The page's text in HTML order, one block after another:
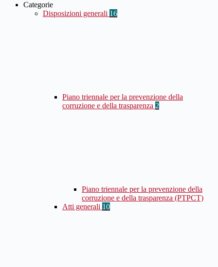
Categorie
Disposizioni generali 16
Piano triennale per la prevenzione della
corruzione e della trasparenza 2
Piano triennale per la prevenzione della
corruzione e della trasparenza (PTPCT)
Atti generali 10